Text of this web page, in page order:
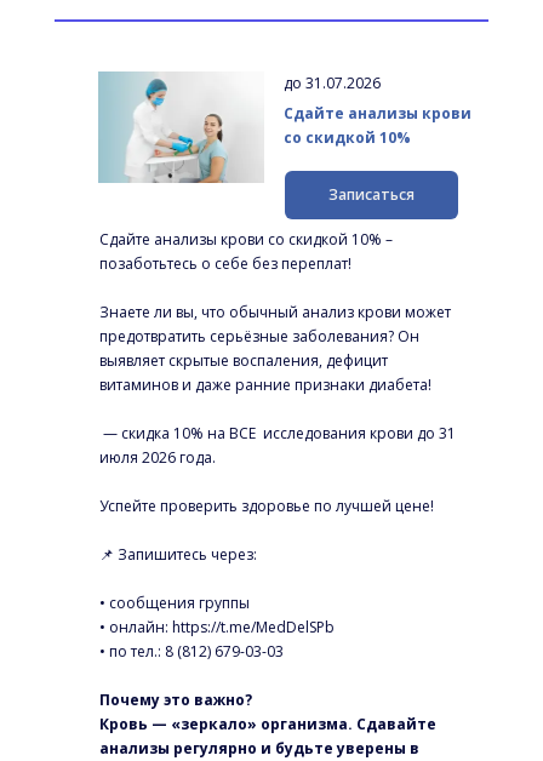
до 31.07.2026
Сдайте анализы крови со скидкой 10% –
позаботьтесь о себе без переплат!
Знаете ли вы, что обычный анализ крови может
предотвратить серьёзные заболевания? Он
выявляет скрытые воспаления, дефицит
витаминов и даже ранние признаки диабета!
июля 2026 года.
Успейте проверить здоровье по лучшей цене!
📌 Запишитесь через:
• сообщения группы
• онлайн: https://t.me/MedDelSPb
• по тел.: 8 (812) 679-03-03
Почему это важно?
Кровь — «зеркало» организма. Сдавайте
анализы регулярно и будьте уверены в
Сдайте анализы крови
со скидкой 10%
Записаться